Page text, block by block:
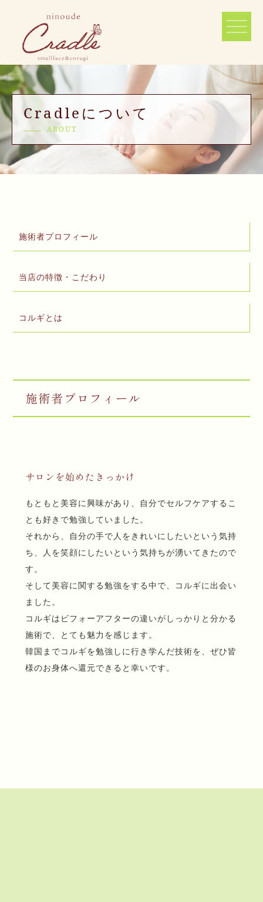
Cradleについて
ABOUT
施術者プロフィール
当店の特徴・こだわり
コルギとは
施術者プロフィール
サロンを始めたきっかけ
もともと美容に興味があり、自分でセルフケアするこ
とも好きで勉強していました。
それから、自分の手で人をきれいにしたいという気持
ち、人を笑顔にしたいという気持ちが湧いてきたので
す。
そして美容に関する勉強をする中で、コルギに出会い
ました。
コルギはビフォーアフターの違いがしっかりと分かる
施術で、とても魅力を感じます。
韓国までコルギを勉強しに行き学んだ技術を、ぜひ皆
様のお身体へ還元できると幸いです。